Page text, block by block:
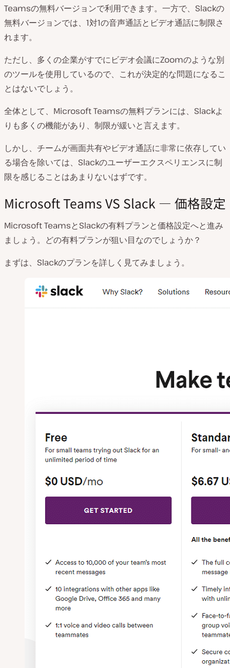
Teamsの無料バージョンで利用できます。一方で、Slackの
無料バージョンでは、1対1の音声通話とビデオ通話に制限さ
れます。
ただし、多くの企業がすでにビデオ会議にZoomのような別
のツールを使用しているので、これが決定的な問題になるこ
とはないでしょう。
全体として、Microsoft Teamsの無料プランには、Slackよ
りも多くの機能があり、制限が緩いと言えます。
しかし、チームが画面共有やビデオ通話に非常に依存してい
る場合を除いては、Slackのユーザーエクスペリエンスに制
限を感じることはあまりないはずです。
Microsoft Teams VS Slack — 価格設定
Microsoft TeamsとSlackの有料プランと価格設定へと進み
ましょう。どの有料プランが狙い目なのでしょうか？
まずは、Slackのプランを詳しく見てみましょう。